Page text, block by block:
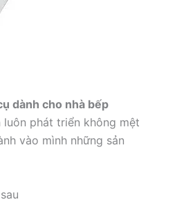
dành cho nhà bếp
phát triển không mệt
vào mình những sản